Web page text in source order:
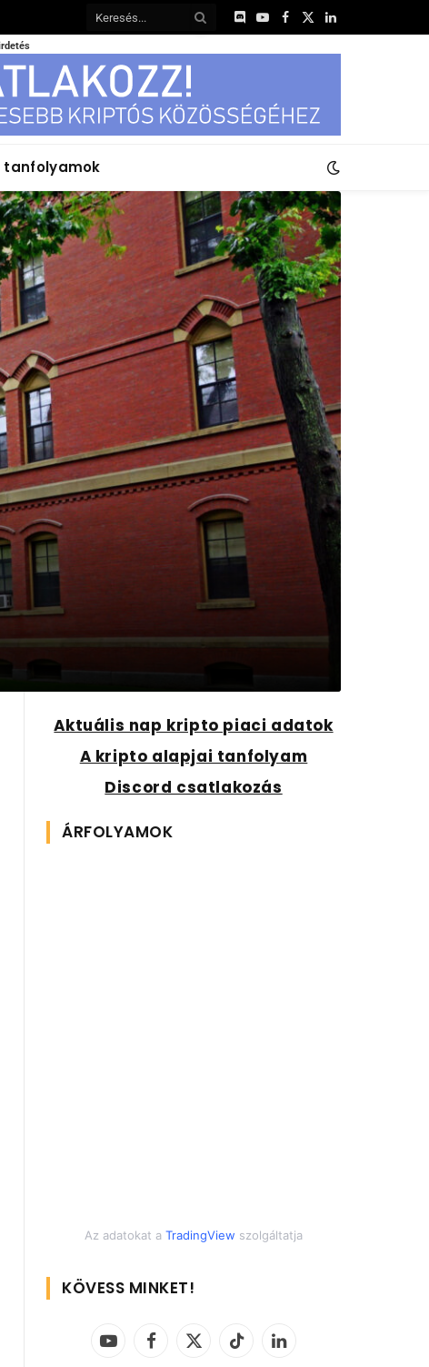
DiscordYouTube
Facebook
X
LinkedIn
tanfolyamok
Aktuális nap kripto piaci adatok
A kripto alapjai tanfolyam
Discord csatlakozás
ÁRFOLYAMOK
Az adatokat a TradingView szolgáltatja
KÖVESS MINKET!
YouTubeFacebook
X
TikTok LinkedIn